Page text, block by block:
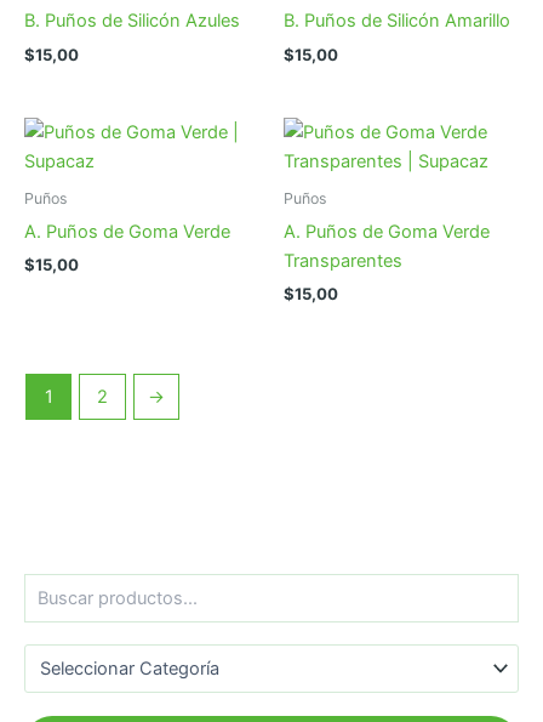
B. Puños de Silicón Azules
$15,00
B. Puños de Silicón Amarillo
$15,00
Puños
A. Puños de Goma Verde
$15,00
Puños
A. Puños de Goma Verde
Transparentes
$15,00
1 2 →